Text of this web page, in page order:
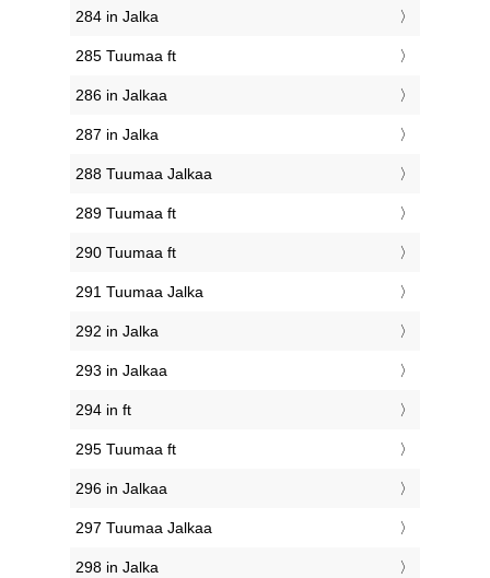
284 in Jalka
285 Tuumaa ft
286 in Jalkaa
287 in Jalka
288 Tuumaa Jalkaa
289 Tuumaa ft
290 Tuumaa ft
291 Tuumaa Jalka
292 in Jalka
293 in Jalkaa
294 in ft
295 Tuumaa ft
296 in Jalkaa
297 Tuumaa Jalkaa
298 in Jalka